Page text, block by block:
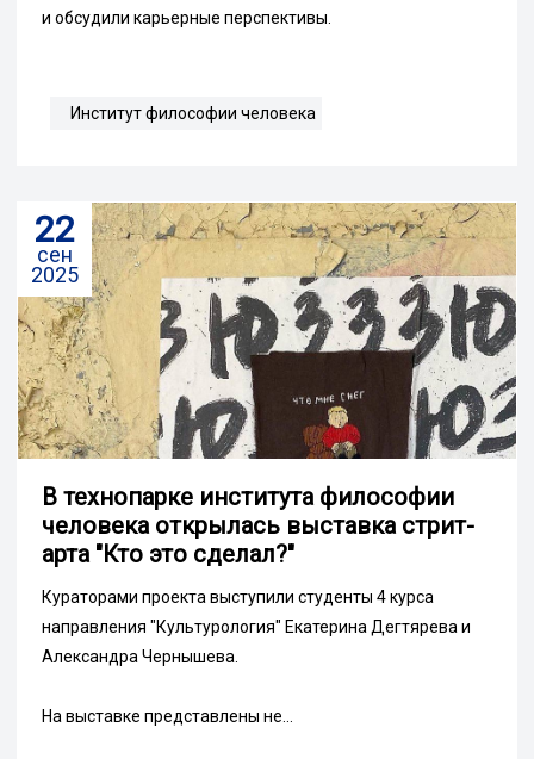
и обсудили карьерные перспективы.
Институт философии человека
22
сен
2025
В технопарке института философии
человека открылась выставка стрит-
арта "Кто это сделал?"
Кураторами проекта выступили студенты 4 курса
направления "Культурология" Екатерина Дегтярева и
Александра Чернышева.
На выставке представлены не...